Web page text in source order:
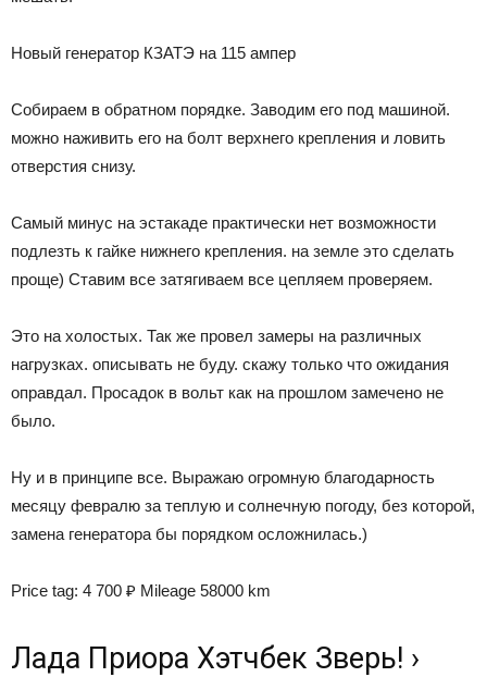
Новый генератор КЗАТЭ на 115 ампер
Собираем в обратном порядке. Заводим его под машиной.
можно наживить его на болт верхнего крепления и ловить
отверстия снизу.
Самый минус на эстакаде практически нет возможности
подлезть к гайке нижнего крепления. на земле это сделать
проще) Ставим все затягиваем все цепляем проверяем.
Это на холостых. Так же провел замеры на различных
нагрузках. описывать не буду. скажу только что ожидания
оправдал. Просадок в вольт как на прошлом замечено не
было.
Ну и в принципе все. Выражаю огромную благодарность
месяцу февралю за теплую и солнечную погоду, без которой,
замена генератора бы порядком осложнилась.)
Price tag: 4 700 ₽ Mileage 58000 km
Лада Приора Хэтчбек Зверь! ›